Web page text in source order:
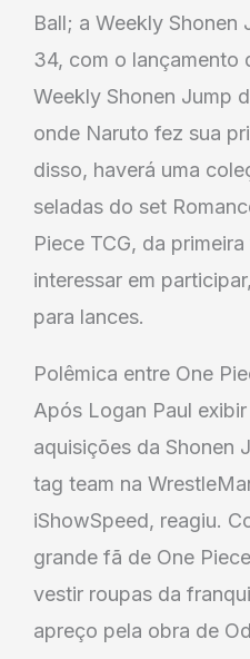
Ball; a Weekly Shonen
34, com o lançamento
Weekly Shonen Jump
onde Naruto fez sua
disso, haverá uma
seladas do set
Piece TCG, da
interessar em
para lances.
Polêmica entre One
Após Logan Paul
aquisições da Shonen
tag team na
iShowSpeed, reagiu.
grande fã de One
vestir roupas da
apreço pela obra de